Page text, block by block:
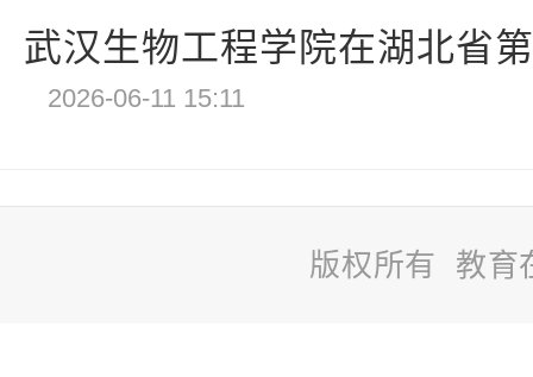
武汉生物工程学院在湖北省
2026-06-11 15:11
版权所有 教育